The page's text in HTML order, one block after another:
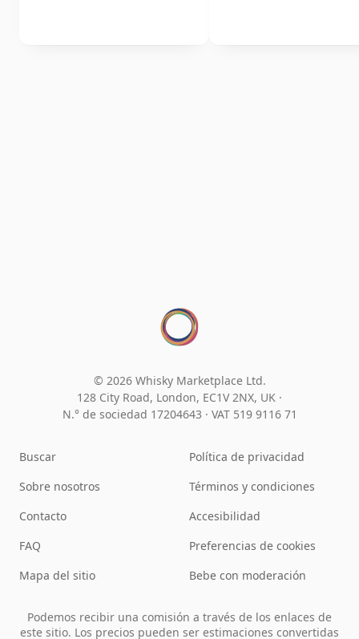
© 2026 Whisky Marketplace Ltd.
128 City Road, London, EC1V 2NX, UK ·
N.° de sociedad 17204643 · VAT 519 9116 71
Buscar
Sobre nosotros
Contacto
FAQ
Mapa del sitio
Política de privacidad
Términos y condiciones
Accesibilidad
Preferencias de cookies
Bebe con moderación
Podemos recibir una comisión a través de los enlaces de
este sitio. Los precios pueden ser estimaciones convertidas